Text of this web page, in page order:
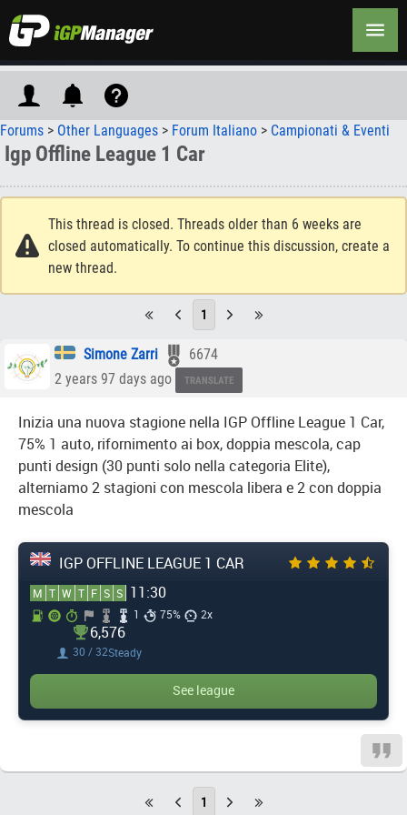
Forums > Other Languages > Forum Italiano > Campionati & Eventi
Igp Offline League 1 Car
This thread is closed. Threads older than 6 weeks are
closed automatically. To continue this discussion, create a
new thread.
1
Simone Zarri
6674
2 years 97 days ago
TRANSLATE
Inizia una nuova stagione nella IGP Offline League 1 Car,
75% 1 auto, rifornimento ai box, doppia mescola, cap
punti design (30 punti solo nella categoria Elite),
alterniamo 2 stagioni con mescola libera e 2 con doppia
mescola
IGP OFFLINE LEAGUE 1 CAR
M T W T F S S 11:30
1 75% 2x
6,576
30 / 32Steady
See league
1